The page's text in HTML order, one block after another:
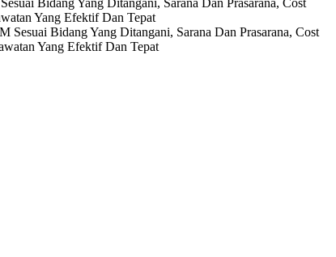
Yang Efektif Dan Tepat
Bidang Yang Ditangani, Sarana Dan Prasarana, Cost
Yang Efektif Dan Tepat